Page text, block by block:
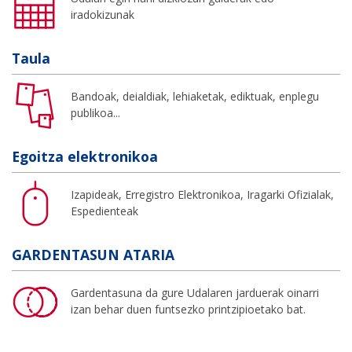
iradokizunak
Taula
Bandoak, deialdiak, lehiaketak, ediktuak, enplegu
publikoa...
Egoitza elektronikoa
Izapideak, Erregistro Elektronikoa, Iragarki Ofizialak,
Espedienteak
GARDENTASUN ATARIA
Gardentasuna da gure Udalaren jarduerak oinarri
izan behar duen funtsezko printzipioetako bat.